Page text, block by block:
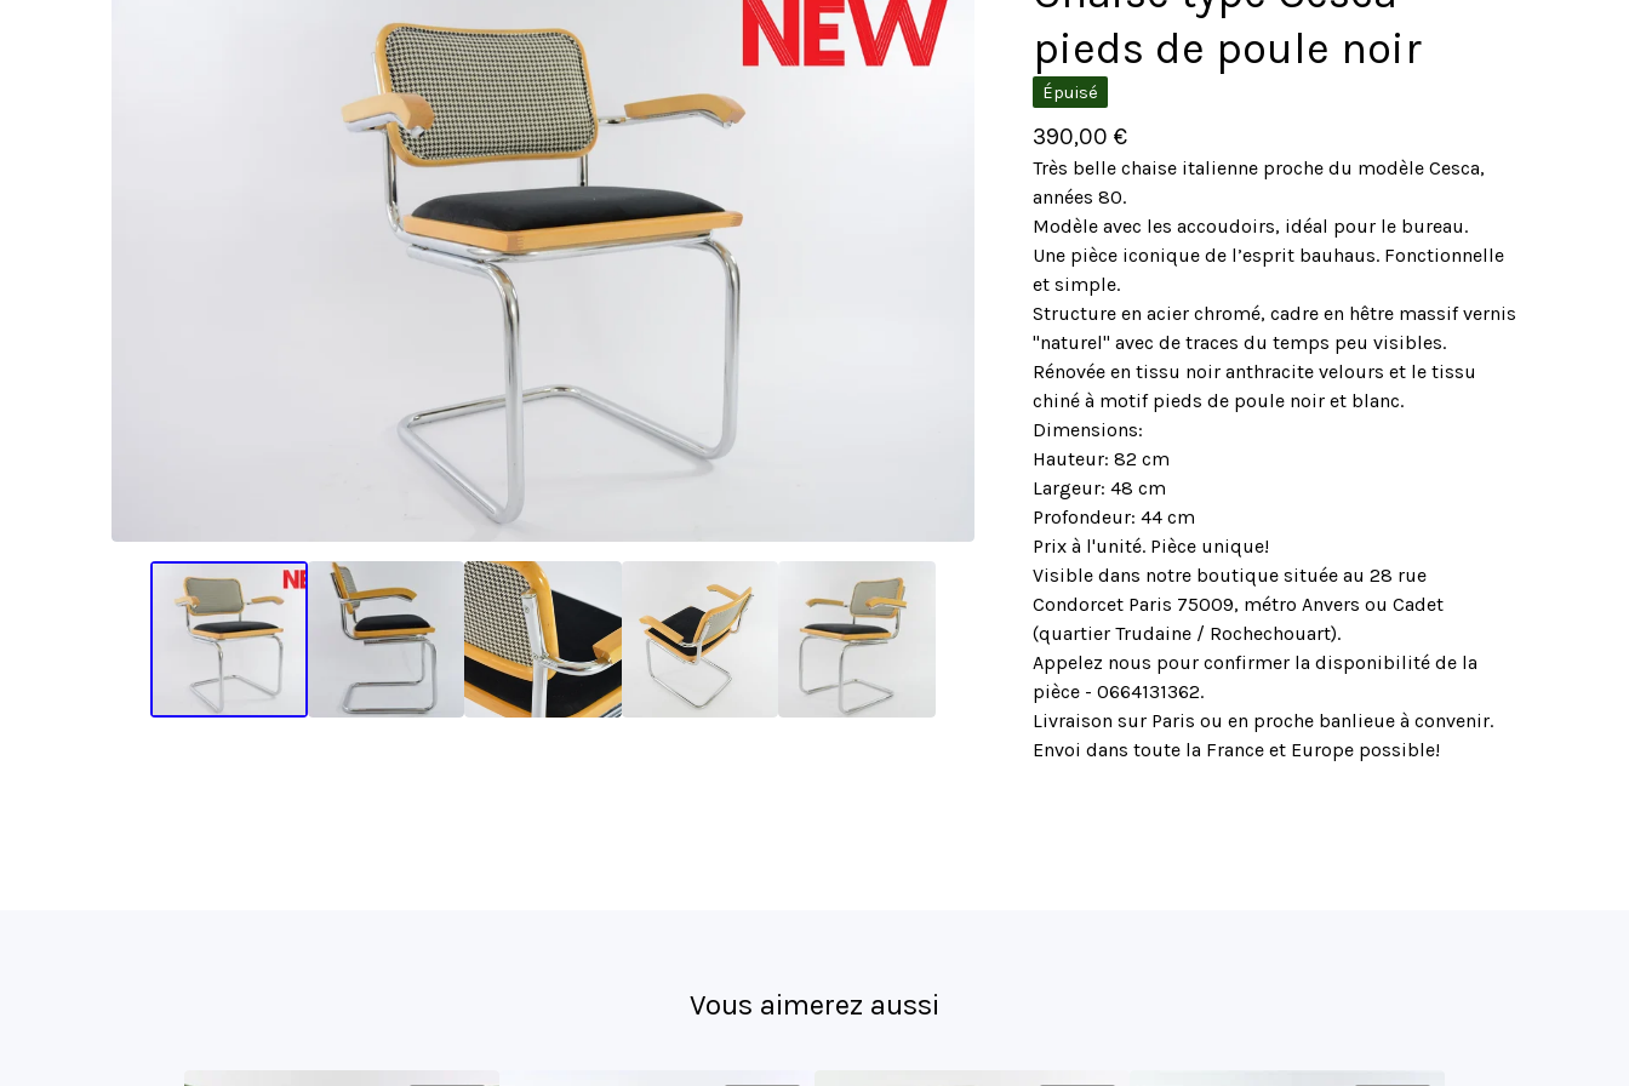
pieds de poule noir
Épuisé
390,00 €
Très belle chaise italienne proche du modèle Cesca,
années 80.
Modèle avec les accoudoirs, idéal pour le bureau.
Une pièce iconique de l’esprit bauhaus. Fonctionnelle
et simple.
Structure en acier chromé, cadre en hêtre massif vernis
"naturel" avec de traces du temps peu visibles.
Rénovée en tissu noir anthracite velours et le tissu
chiné à motif pieds de poule noir et blanc.
Dimensions:
Hauteur: 82 cm
Largeur: 48 cm
Profondeur: 44 cm
Prix à l'unité. Pièce unique!
Visible dans notre boutique située au 28 rue
Condorcet Paris 75009, métro Anvers ou Cadet
(quartier Trudaine / Rochechouart).
Appelez nous pour confirmer la disponibilité de la
pièce - 0664131362.
Livraison sur Paris ou en proche banlieue à convenir.
Envoi dans toute la France et Europe possible!
Vous aimerez aussi